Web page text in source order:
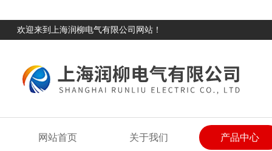
欢迎来到上海润柳电气有限公司网站！
网站首页 关于我们 产品中心